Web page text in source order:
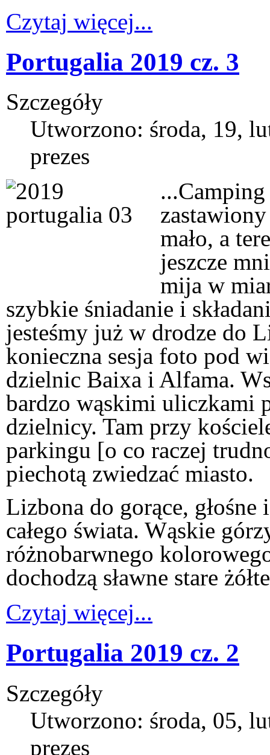
Czytaj więcej...
Portugalia 2019 cz. 3
Szczegóły
Utworzono: środa, 19,
prezes
mało, a
jeszcze
mija w
szybkie śniadanie i
jesteśmy już w drodze do
konieczna sesja foto pod
dzielnic Baixa i Alfama.
bardzo wąskimi uliczkami
dzielnicy. Tam przy
parkingu [o co raczej
piechotą zwiedzać miasto.
Lizbona do gorące, głośne
całego świata. Wąskie
różnobarwnego
dochodzą sławne stare
Czytaj więcej...
Portugalia 2019 cz. 2
Szczegóły
Utworzono: środa, 05,
prezes